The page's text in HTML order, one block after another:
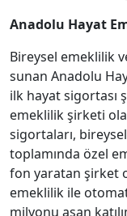
Anadolu Hayat
Bireysel emeklilik
sunan Anadolu
ilk hayat sigortası
emeklilik şirketi
sigortaları,
toplamında özel
fon yaratan şirket
emeklilik ile
milyonu aşan